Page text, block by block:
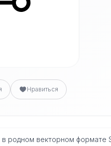
Нравиться
родном векторном формате